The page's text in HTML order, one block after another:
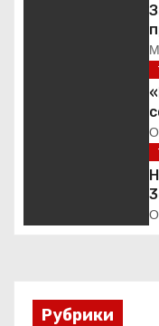
Рубрики